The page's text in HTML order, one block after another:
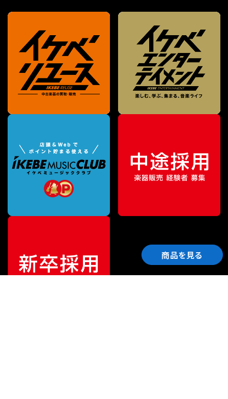
商品を見る